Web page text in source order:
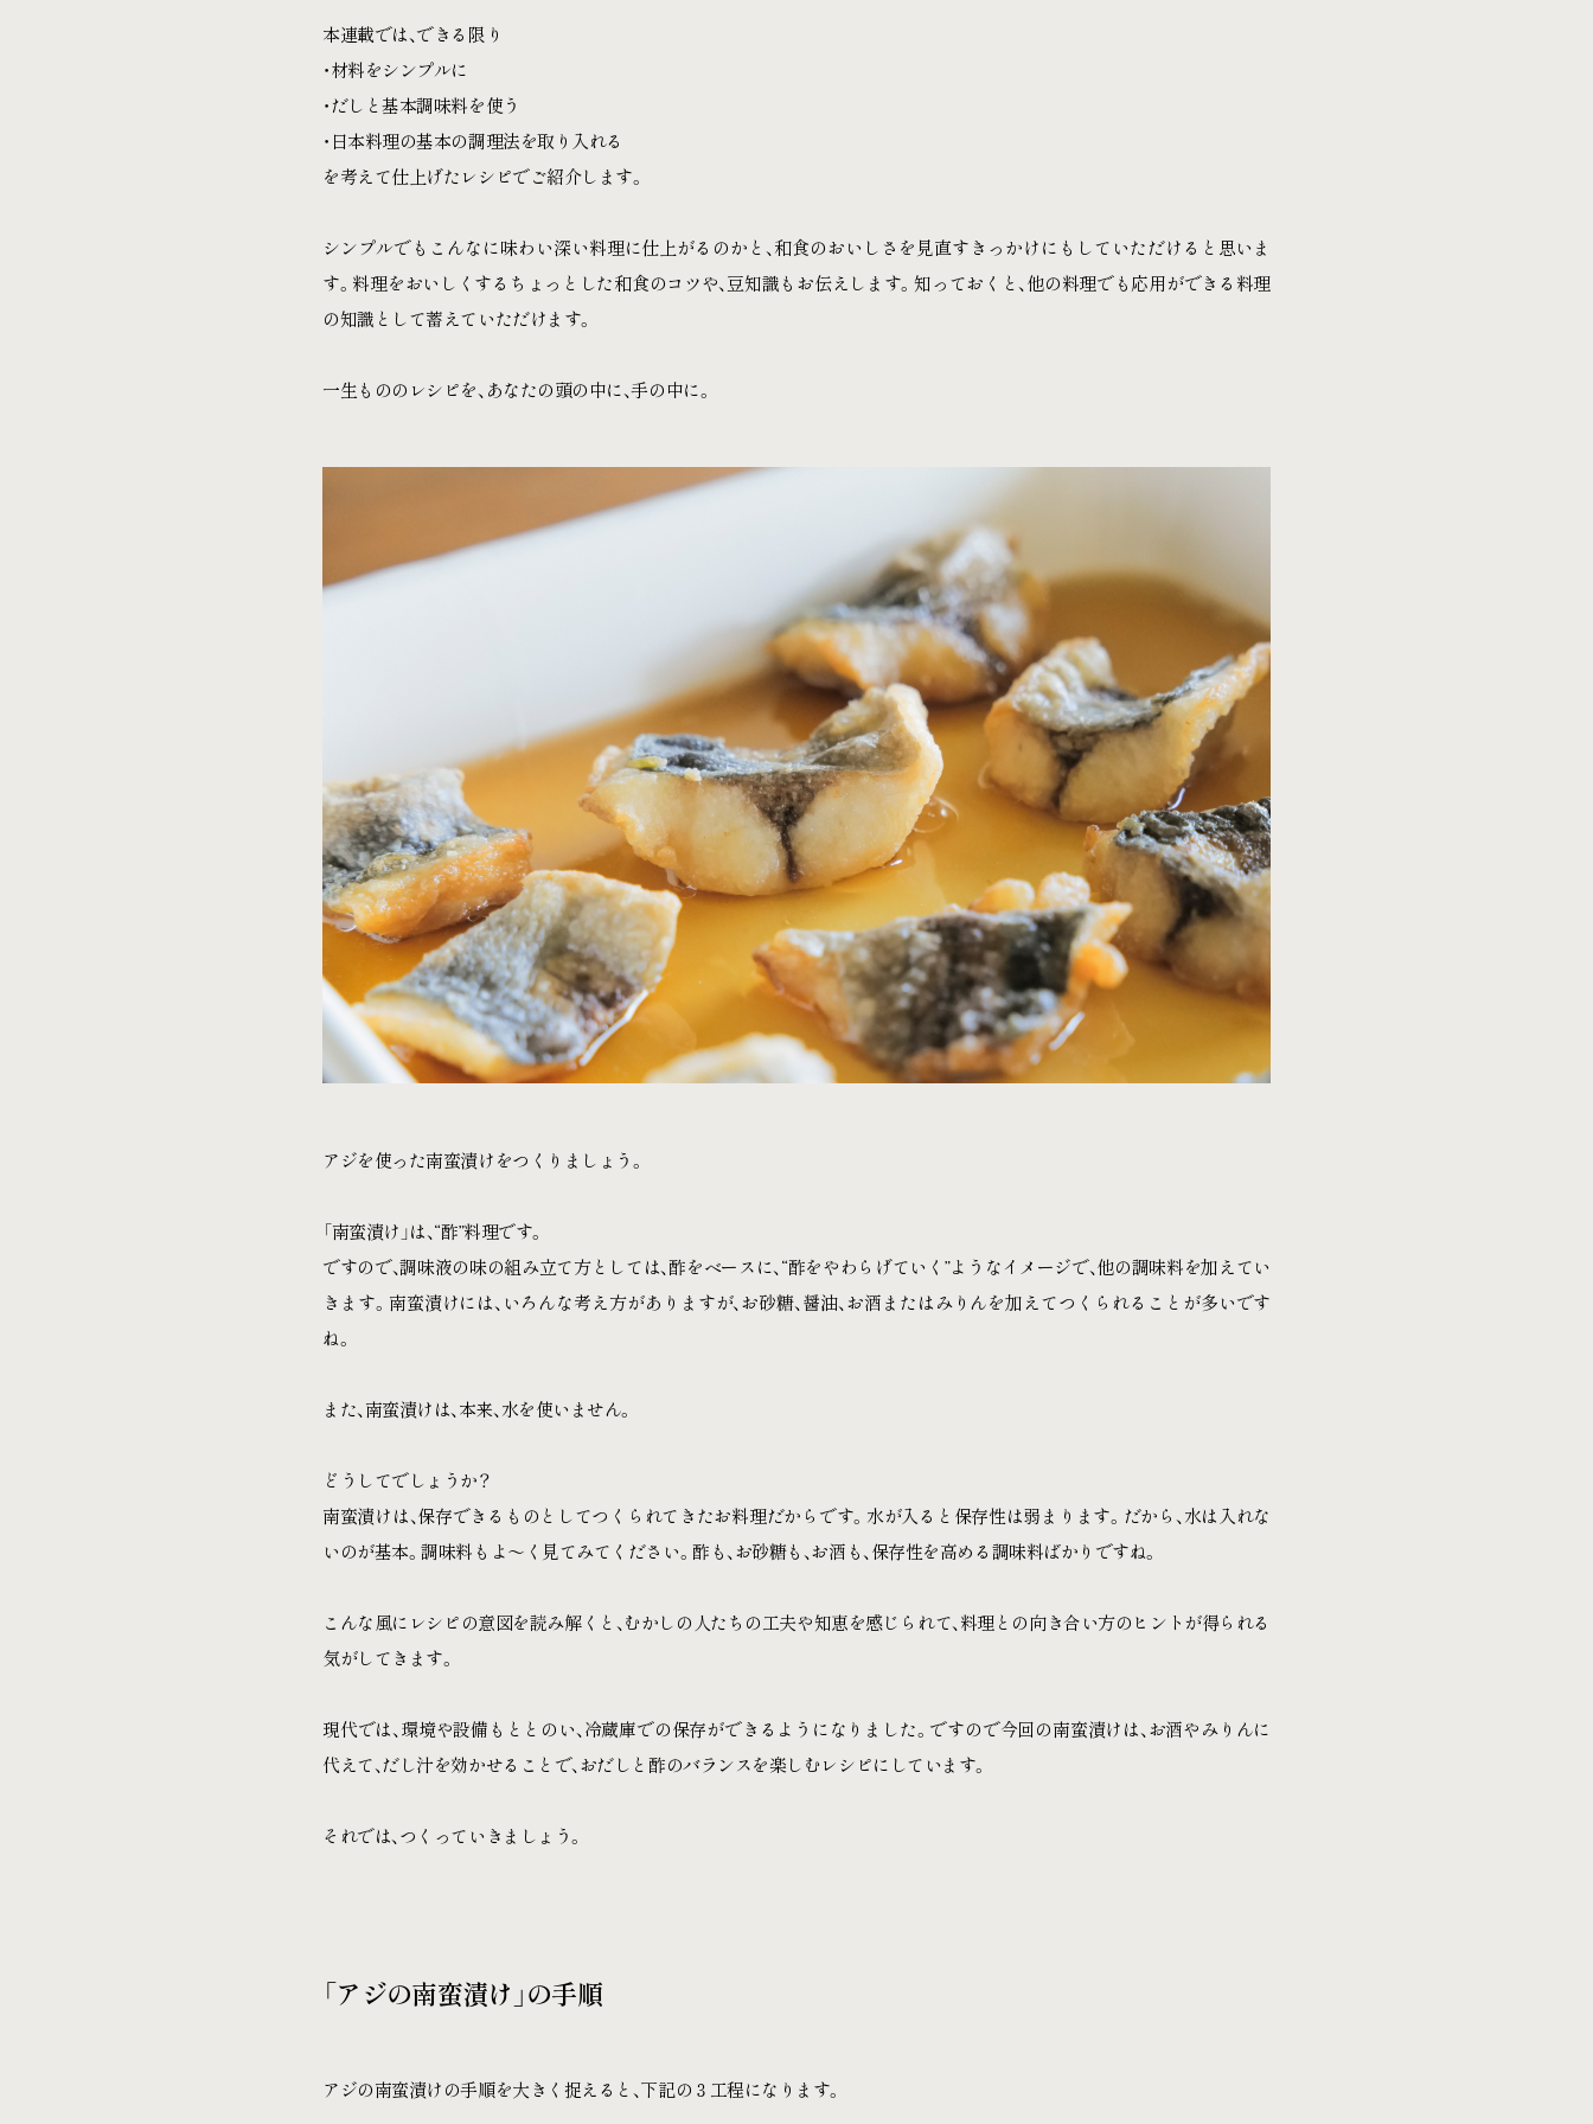
本連載では、できる限り
・材料をシンプルに
・だしと基本調味料を使う
・日本料理の基本の調理法を取り入れる
を考えて仕上げたレシピでご紹介します。
シンプルでもこんなに味わい深い料理に仕上がるのかと、和食のおいしさを見直すきっかけにもしていただけると思いま
す。料理をおいしくするちょっとした和食のコツや、豆知識もお伝えします。知っておくと、他の料理でも応用ができる料理
の知識として蓄えていただけます。
一生もののレシピを、あなたの頭の中に、手の中に。
アジを使った南蛮漬けをつくりましょう。
「南蛮漬け」は、“酢”料理です。
ですので、調味液の味の組み立て方としては、酢をベースに、“酢をやわらげていく”ようなイメージで、他の調味料を加えてい
きます。南蛮漬けには、いろんな考え方がありますが、お砂糖、醤油、お酒またはみりんを加えてつくられることが多いです
ね。
また、南蛮漬けは、本来、水を使いません。
どうしてでしょうか？
南蛮漬けは、保存できるものとしてつくられてきたお料理だからです。水が入ると保存性は弱まります。だから、水は入れな
いのが基本。調味料もよ〜く見てみてください。酢も、お砂糖も、お酒も、保存性を高める調味料ばかりですね。
こんな風にレシピの意図を読み解くと、むかしの人たちの工夫や知恵を感じられて、料理との向き合い方のヒントが得られる
気がしてきます。
現代では、環境や設備もととのい、冷蔵庫での保存ができるようになりました。ですので今回の南蛮漬けは、お酒やみりんに
代えて、だし汁を効かせることで、おだしと酢のバランスを楽しむレシピにしています。
それでは、つくっていきましょう。
「アジの南蛮漬け」の手順
アジの南蛮漬けの手順を大きく捉えると、下記の３工程になります。